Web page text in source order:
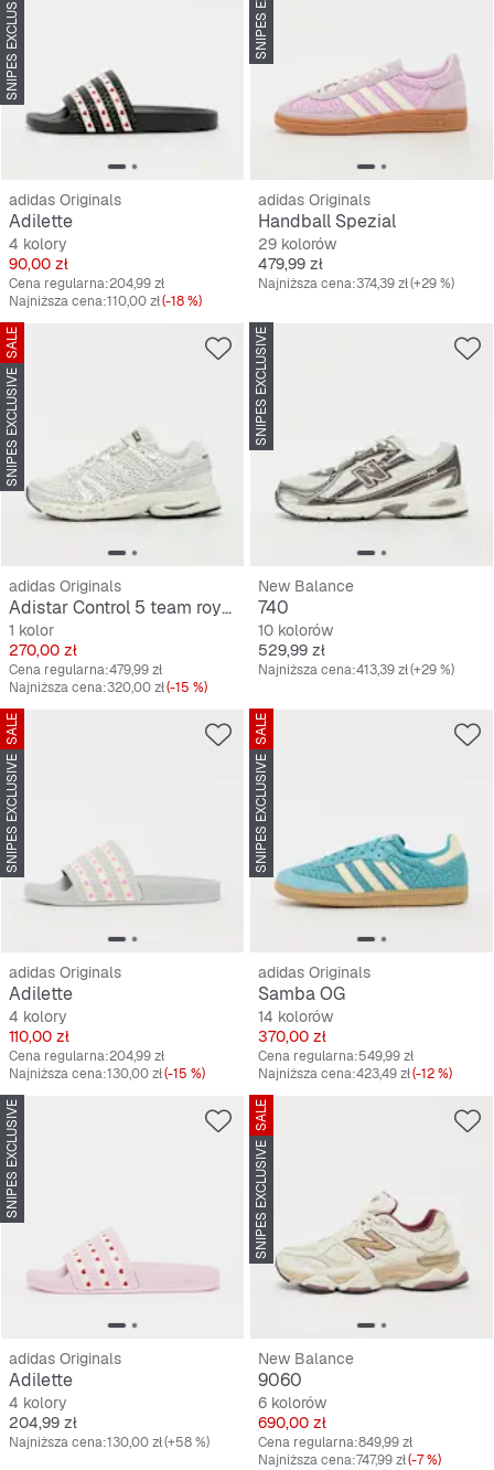
SNIPES EXCLUSIVE
adidas Originals
Adilette
4 kolory
Cena
90,00 zł
Cena regularna:204,99 zł
Najniższa cena:110,00 zł(-18 %)
adidas Originals
Handball Spezial
29 kolorów
Cena
479,99 zł
Najniższa cena:374,39 zł(+29 %)
SALE
SNIPES EXCLUSIVE
adidas Originals
Adistar Control 5 team royal blue/silver met./ftwr white
1 kolor
Cena
270,00 zł
Cena regularna:479,99 zł
Najniższa cena:320,00 zł(-15 %)
SNIPES EXCLUSIVE
New Balance
740
10 kolorów
Cena
529,99 zł
Najniższa cena:413,39 zł(+29 %)
SALE
SNIPES EXCLUSIVE
adidas Originals
Adilette
4 kolory
Cena
110,00 zł
Cena regularna:204,99 zł
Najniższa cena:130,00 zł(-15 %)
SALE
SNIPES EXCLUSIVE
adidas Originals
Samba OG
14 kolorów
Cena
370,00 zł
Cena regularna:549,99 zł
Najniższa cena:423,49 zł(-12 %)
SNIPES EXCLUSIVE
adidas Originals
Adilette
4 kolory
Cena
204,99 zł
Najniższa cena:130,00 zł(+58 %)
SALE
SNIPES EXCLUSIVE
New Balance
9060
6 kolorów
Cena
690,00 zł
Cena regularna:849,99 zł
Najniższa cena:747,99 zł(-7 %)